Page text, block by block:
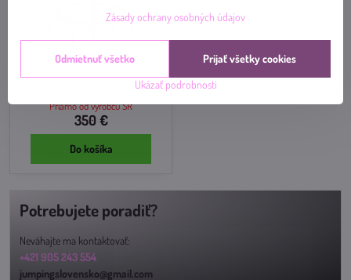
Trampolínka Spider WORLD
Jumping ŽLTÝ výplet
Priamo od výrobcu SR
350 €
Do košíka
Potrebujete poradiť?
Neváhajte ma kontaktovať:
+421 905 243 554
jumpingslovensko@gmail.com
Zásady ochrany osobných údajov
Ukázať podrobnosti
Prijať všetky cookies
Odmietnuť všetko